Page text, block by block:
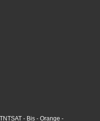
- Bis - Orange -